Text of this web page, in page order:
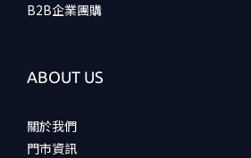
B2B企業團購
ABOUT US
關於我們
門市資訊